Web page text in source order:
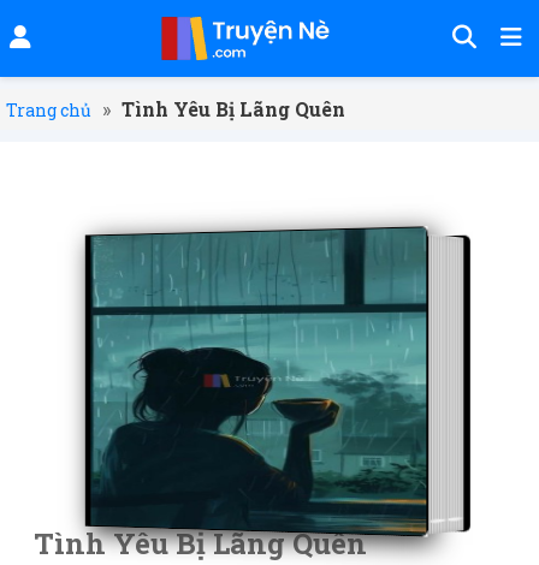
Trang chủ » Tình Yêu Bị Lãng Quên
Tình Yêu Bị Lãng Quên